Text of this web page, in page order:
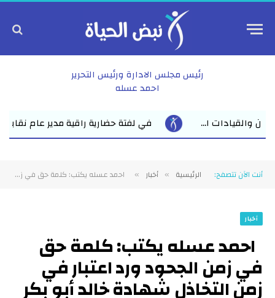
رئيس مجلس الادارة ورئيس التحرير
احمد عسله
حضارية راقية مدير عام نقابة الأطباء بالشرقية يدعو الأول على
أنت الآن تتصفح: الرئيسية » أخبار » احمد عسله يكتب: كلمة حق في زمن الجحود ورد اعتبار في زمن التخاذل شهادة خالد أبو بكر فى شأن أحمد عبدالجواد
أخبار
احمد عسله يكتب: كلمة حق
في زمن الجحود ورد اعتبار في
زمن التخاذل شهادة خالد أبو بكر